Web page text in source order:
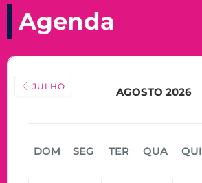
Agenda
JULHO AGOSTO 2026
DOM SEG TER QUA QUI